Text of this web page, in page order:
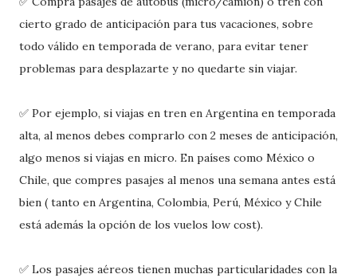
cierto grado de anticipación para tus vacaciones, sobre
todo válido en temporada de verano, para evitar tener
problemas para desplazarte y no quedarte sin viajar.
✅ Por ejemplo, si viajas en tren en Argentina en temporada
alta, al menos debes comprarlo con 2 meses de anticipación,
algo menos si viajas en micro. En países como México o
Chile, que compres pasajes al menos una semana antes está
bien ( tanto en Argentina, Colombia, Perú, México y Chile
está además la opción de los vuelos low cost).
✅ Los pasajes aéreos tienen muchas particularidades con la